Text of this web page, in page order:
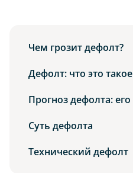
Чем грозит дефолт?
Дефолт: что это
Прогноз дефолта:
Суть дефолта
Технический дефолт